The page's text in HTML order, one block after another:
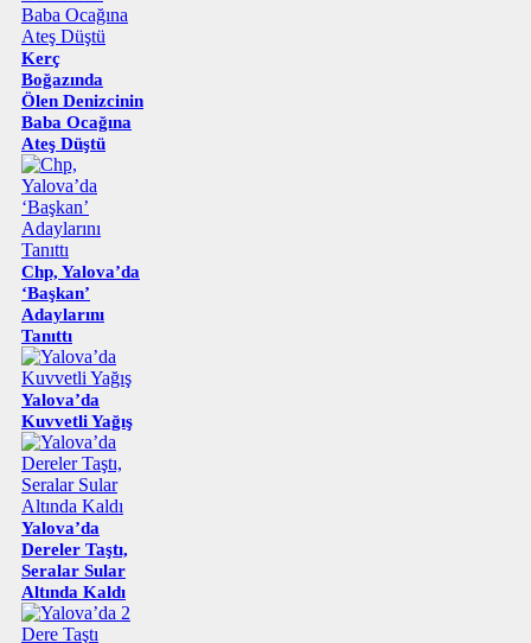
Kerç
Boğazında
Ölen Denizcinin
Baba Ocağına
Ateş Düştü
Chp, Yalova’da
‘Başkan’
Adaylarını
Tanıttı
Yalova’da
Kuvvetli Yağış
Yalova’da
Dereler Taştı,
Seralar Sular
Altında Kaldı